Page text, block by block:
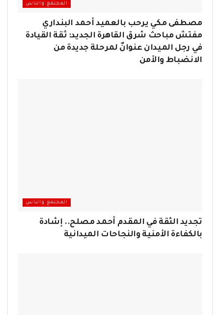
المجتمع والناس
مصطفى مكي يرحب بالعميد أحمد البنداري
مفتش مباحث شرق القاهرة الجديد: ثقة القيادة
في رجل الميدان عنوانٌ لمرحلة جديدة من
الانضباط والأمن
المجتمع والناس
تجديد الثقة في المقدم أحمد مصلح.. إشادة
بالكفاءة الأمنية والنجاحات الميدانية